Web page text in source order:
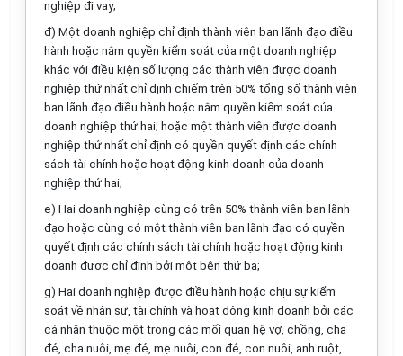
nghiệp đi vay;
đ) Một doanh nghiệp chỉ định thành viên ban lãnh đạo điều
hành hoặc nắm quyền kiểm soát của một doanh nghiệp
khác với điều kiện số lượng các thành viên được doanh
nghiệp thứ nhất chỉ định chiếm trên 50% tổng số thành viên
ban lãnh đạo điều hành hoặc nắm quyền kiểm soát của
doanh nghiệp thứ hai; hoặc một thành viên được doanh
nghiệp thứ nhất chỉ định có quyền quyết định các chính
sách tài chính hoặc hoạt động kinh doanh của doanh
nghiệp thứ hai;
e) Hai doanh nghiệp cùng có trên 50% thành viên ban lãnh
đạo hoặc cùng có một thành viên ban lãnh đạo có quyền
quyết định các chính sách tài chính hoặc hoạt động kinh
doanh được chỉ định bởi một bên thứ ba;
g) Hai doanh nghiệp được điều hành hoặc chịu sự kiểm
soát về nhân sự, tài chính và hoạt động kinh doanh bởi các
cá nhân thuộc một trong các mối quan hệ vợ, chồng, cha
đẻ, cha nuôi, mẹ đẻ, mẹ nuôi, con đẻ, con nuôi, anh ruột,